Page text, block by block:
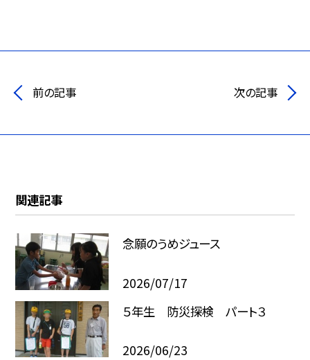
前の記事 次の記事
関連記事
念願のうめジュース
2026/07/17
５年生 防災探検 パート３
2026/06/23